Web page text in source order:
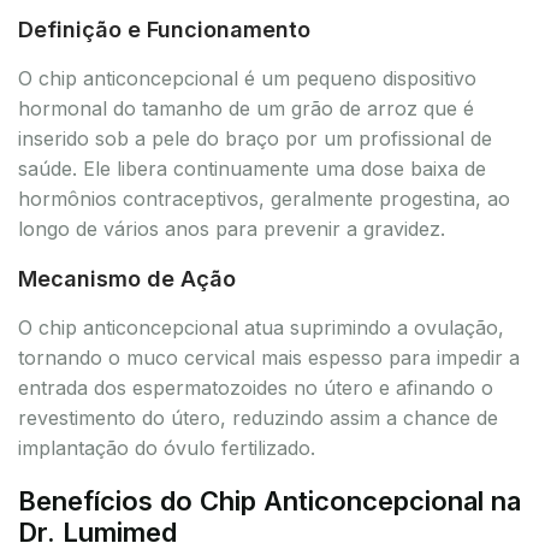
Definição e Funcionamento
O chip anticoncepcional é um pequeno dispositivo
hormonal do tamanho de um grão de arroz que é
inserido sob a pele do braço por um profissional de
saúde. Ele libera continuamente uma dose baixa de
hormônios contraceptivos, geralmente progestina, ao
longo de vários anos para prevenir a gravidez.
Mecanismo de Ação
O chip anticoncepcional atua suprimindo a ovulação,
tornando o muco cervical mais espesso para impedir a
entrada dos espermatozoides no útero e afinando o
revestimento do útero, reduzindo assim a chance de
implantação do óvulo fertilizado.
Benefícios do Chip Anticoncepcional na
Dr. Lumimed